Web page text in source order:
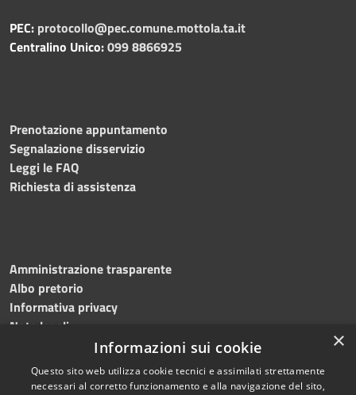
PEC: protocollo@pec.comune.mottola.ta.it
Centralino Unico:099 8866925
Prenotazione appuntamento
Segnalazione disservizio
Leggi le FAQ
Richiesta di assistenza
Amministrazione trasparente
Albo pretorio
Informativa privacy
Note legali
Dichiarazione di accessibilità
×
Informazioni sui cookie
Questo sito web utilizza cookie tecnici e assimilati strettamente
necessari al corretto funzionamento e alla navigazione del sito,